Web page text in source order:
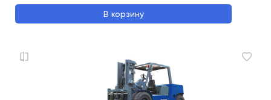
В корзину